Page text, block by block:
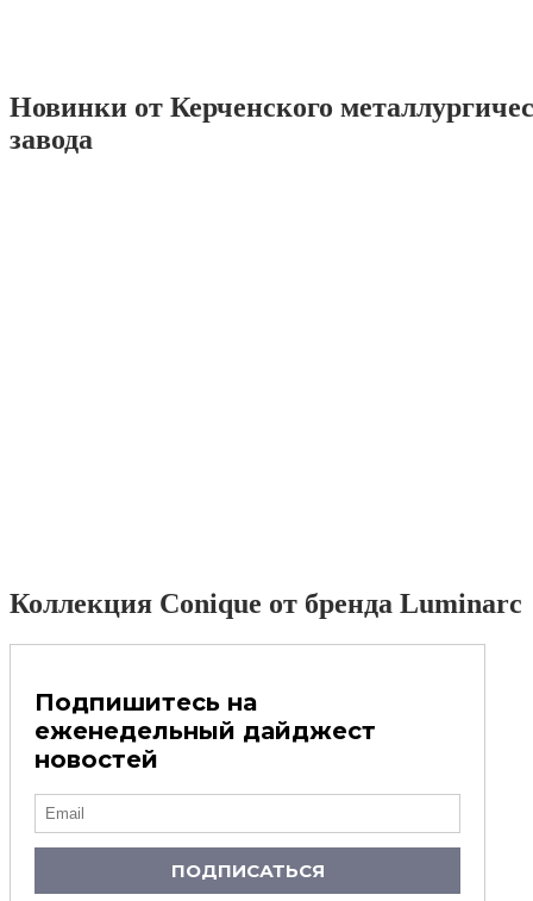
Новинки от Керченского
завода
Коллекция Conique от бренда Luminarc
Подпишитесь на
еженедельный дайджест
новостей
ПОДПИСАТЬСЯ